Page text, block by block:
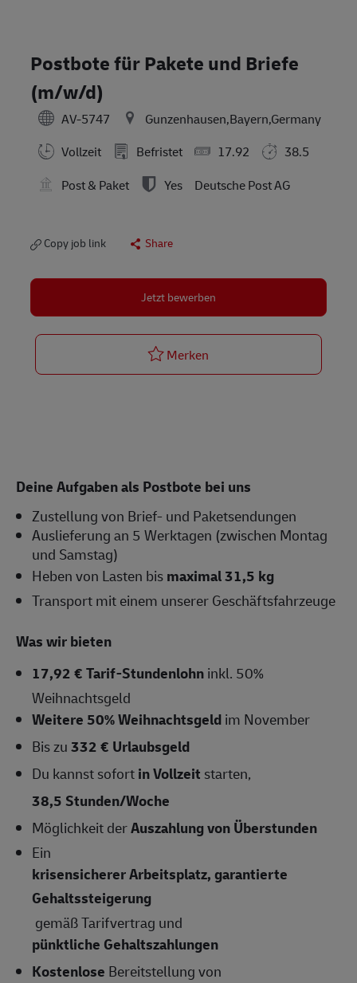
Postbote für Pakete und Briefe
(m/w/d)
AV-5747
Gunzenhausen,Bayern,Germany
Vollzeit
Befristet 17.92
38.5
Post & Paket
Yes Deutsche Post AG
Copy job link Share
Jetzt bewerben
Merken
Deine Aufgaben als Postbote bei uns
Zustellung von Brief- und Paketsendungen
Auslieferung an 5 Werktagen (zwischen Montag
und Samstag)
Heben von Lasten bismaximal 31,5 kg
Transport mit einem unserer Geschäftsfahrzeuge
Was wir bieten
17,92 € Tarif-Stundenlohninkl. 50%
Weihnachtsgeld
Weitere 50% Weihnachtsgeldim November
Bis zu332 € Urlaubsgeld
Du kannst sofortin Vollzeit starten,
38,5 Stunden/Woche
Möglichkeit derAuszahlung von Überstunden
Ein
krisensicherer Arbeitsplatz, garantierte
Gehaltssteigerung
gemäß Tarifvertrag und
pünktliche Gehaltszahlungen
Kostenlose Bereitstellung von